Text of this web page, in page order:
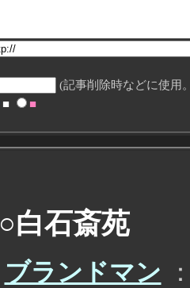
(記事削除時などに使用
■ ■
○白石斎苑
ブランドマン